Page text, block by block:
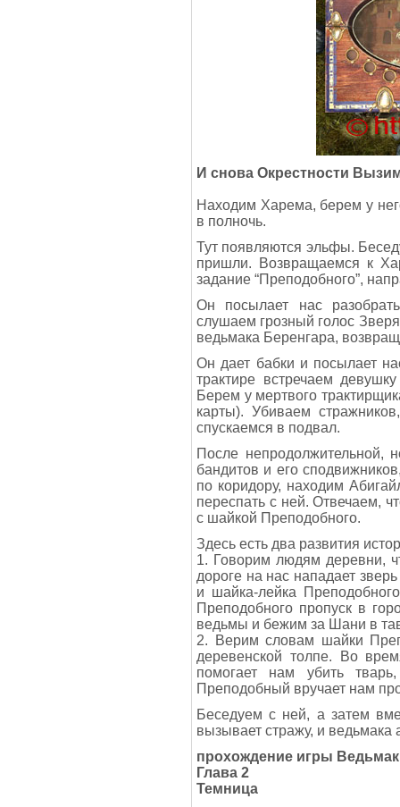
И снова Окрестности
Находим Харема, берем у
в полночь.
Тут появляются эльфы.
пришли. Возвращаемся к
задание “Преподобного”,
Он посылает нас
слушаем грозный голос
ведьмака Беренгара,
Он дает бабки и посылает
трактире встречаем
Берем у мертвого
карты). Убиваем
спускаемся в подвал.
После непродолжительной,
бандитов и его
по коридору, находим
переспать с ней. Отвечаем,
с шайкой Преподобного.
Здесь есть два развития
1. Говорим людям деревни,
дороге на нас нападает
и шайка-лейка
Преподобного пропуск в
ведьмы и бежим за Шани в
2. Верим словам шайки
деревенской толпе. Во
помогает нам убить
Преподобный вручает нам
Беседуем с ней, а затем
вызывает стражу, и ведьмака
прохождение игры Ведьмак
Глава 2
Темница